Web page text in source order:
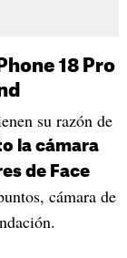
18 Pro
su razón de
la cámara
de Face
cámara de